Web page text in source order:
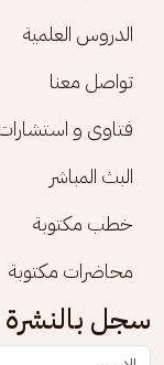
الدروس العلمية
تواصل معنا
فتاوى و
البث المباشر
خطب مكتوبة
محاضرات مكتوبة
سجل بالنشرة